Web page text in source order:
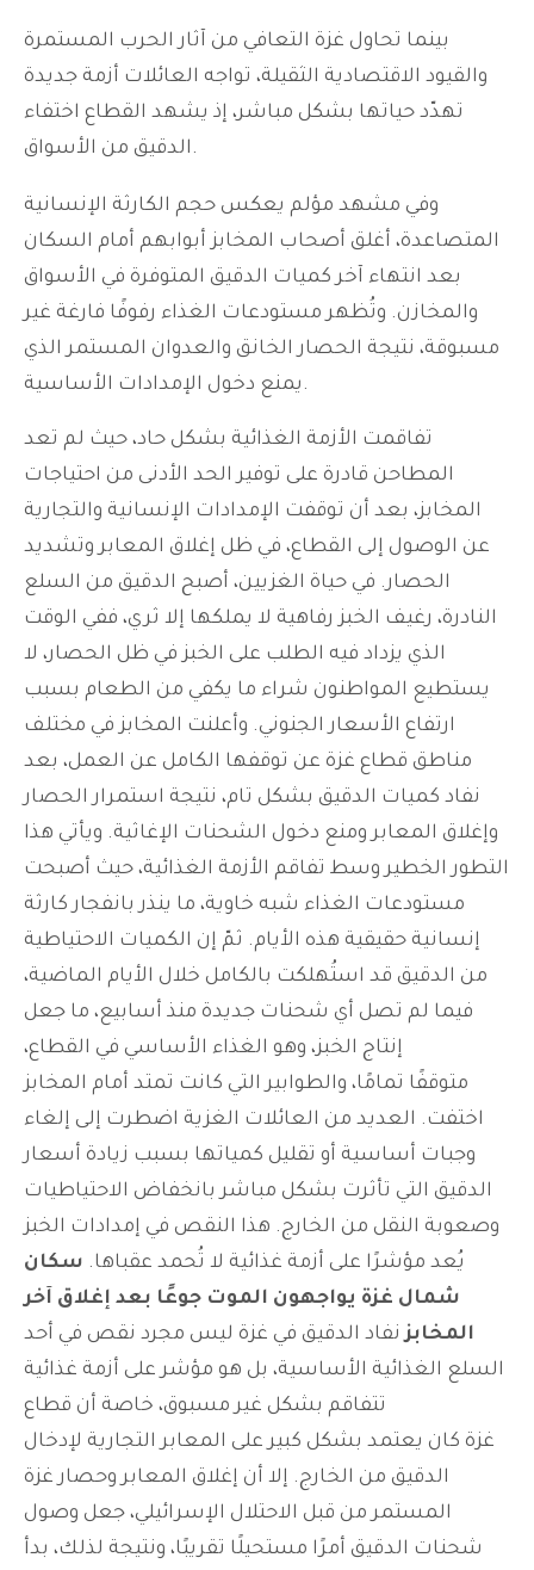
بينما تحاول غزة التعافي من آثار الحرب المستمرة
والقيود الاقتصادية الثقيلة، تواجه العائلات أزمة جديدة
تهدّد حياتها بشكل مباشر، إذ يشهد القطاع اختفاء
الدقيق من الأسواق.
وفي مشهد مؤلم يعكس حجم الكارثة الإنسانية
المتصاعدة، أغلق أصحاب المخابز أبوابهم أمام السكان
بعد انتهاء آخر كميات الدقيق المتوفرة في الأسواق
والمخازن. وتُظهر مستودعات الغذاء رفوفًا فارغة غير
مسبوقة، نتيجة الحصار الخانق والعدوان المستمر الذي
يمنع دخول الإمدادات الأساسية.
تفاقمت الأزمة الغذائية بشكل حاد، حيث لم تعد
المطاحن قادرة على توفير الحد الأدنى من احتياجات
المخابز، بعد أن توقفت الإمدادات الإنسانية والتجارية
عن الوصول إلى القطاع، في ظل إغلاق المعابر وتشديد
الحصار. في حياة الغزيين، أصبح الدقيق من السلع
النادرة، رغيف الخبز رفاهية لا يملكها إلا ثري، ففي الوقت
الذي يزداد فيه الطلب على الخبز في ظل الحصار، لا
يستطيع المواطنون شراء ما يكفي من الطعام بسبب
ارتفاع الأسعار الجنوني. وأعلنت المخابز في مختلف
مناطق قطاع غزة عن توقفها الكامل عن العمل، بعد
نفاد كميات الدقيق بشكل تام، نتيجة استمرار الحصار
وإغلاق المعابر ومنع دخول الشحنات الإغاثية. ويأتي هذا
التطور الخطير وسط تفاقم الأزمة الغذائية، حيث أصبحت
مستودعات الغذاء شبه خاوية، ما ينذر بانفجار كارثة
إنسانية حقيقية هذه الأيام. ثمّ إن الكميات الاحتياطية
من الدقيق قد استُهلكت بالكامل خلال الأيام الماضية،
فيما لم تصل أي شحنات جديدة منذ أسابيع، ما جعل
إنتاج الخبز، وهو الغذاء الأساسي في القطاع،
متوقفًا تمامًا، والطوابير التي كانت تمتد أمام المخابز
اختفت. العديد من العائلات الغزية اضطرت إلى إلغاء
وجبات أساسية أو تقليل كمياتها بسبب زيادة أسعار
الدقيق التي تأثرت بشكل مباشر بانخفاض الاحتياطيات
وصعوبة النقل من الخارج. هذا النقص في إمدادات الخبز
يُعد مؤشرًا على أزمة غذائية لا تُحمد عقباها. سكان
شمال غزة يواجهون الموت جوعًا بعد إغلاق آخر
المخابز نفاد الدقيق في غزة ليس مجرد نقص في أحد
السلع الغذائية الأساسية، بل هو مؤشر على أزمة غذائية
تتفاقم بشكل غير مسبوق، خاصة أن قطاع
غزة كان يعتمد بشكل كبير على المعابر التجارية لإدخال
الدقيق من الخارج. إلا أن إغلاق المعابر وحصار غزة
المستمر من قبل الاحتلال الإسرائيلي، جعل وصول
شحنات الدقيق أمرًا مستحيلًا تقريبًا، ونتيجة لذلك، بدأ